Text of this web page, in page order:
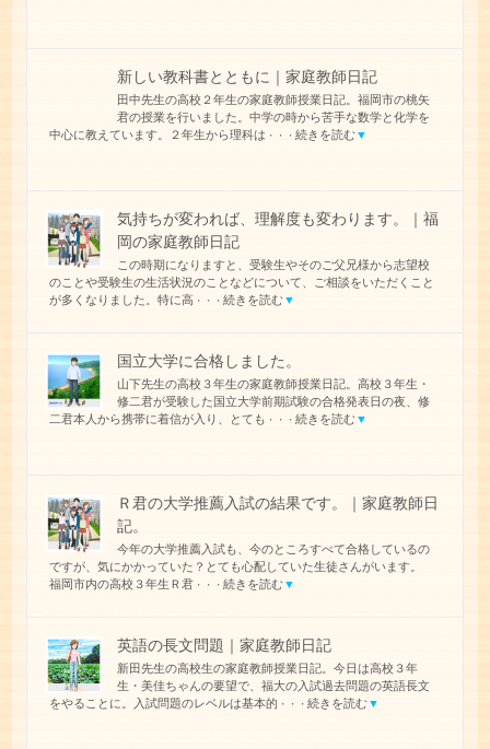
新しい教科書とともに｜家庭教師日記
田中先生の高校２年生の家庭教師授業日記。福岡市の桃矢
君の授業を行いました。中学の時から苦手な数学と化学を
中心に教えています。２年生から理科は ・・・ 続きを読む▼
気持ちが変われば、理解度も変わります。｜福
岡の家庭教師日記
この時期になりますと、受験生やそのご父兄様から志望校
のことや受験生の生活状況のことなどについて、ご相談をいただくこと
が多くなりました。特に高 ・・・ 続きを読む▼
国立大学に合格しました。
山下先生の高校３年生の家庭教師授業日記。高校３年生・
修二君が受験した国立大学前期試験の合格発表日の夜、修
二君本人から携帯に着信が入り、とても ・・・ 続きを読む▼
Ｒ君の大学推薦入試の結果です。｜家庭教師日
記。
今年の大学推薦入試も、今のところすべて合格しているの
ですが、気にかかっていた？とても心配していた生徒さんがいます。
福岡市内の高校３年生Ｒ君 ・・・ 続きを読む▼
英語の長文問題｜家庭教師日記
新田先生の高校生の家庭教師授業日記。今日は高校３年
生・美佳ちゃんの要望で、福大の入試過去問題の英語長文
をやることに。入試問題のレベルは基本的 ・・・ 続きを読む▼